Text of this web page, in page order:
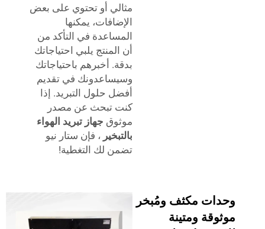
مثالي أو تحتوي على بعض
الإضافات، يمكنها
المساعدة في التأكد من
أن المنتج يلبي احتياجاتك
بدقة. أخبرهم باحتياجاتك
وسيساعدونك في تقديم
أفضل حلول التبريد. إذا
كنت تبحث عن مصدر
جهاز تبريد الهواء
، فإن ستار نيو
تضمن لك التغطية!
مكثف ومُبخر
ومتينة